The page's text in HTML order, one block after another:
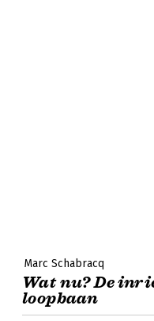
Marc Schabracq
Wat nu? De
loopbaan